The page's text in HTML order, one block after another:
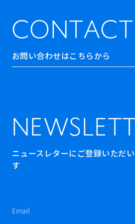
CONTACT
お問い合わせはこちらから
ニュースレターにご登録いただ
す